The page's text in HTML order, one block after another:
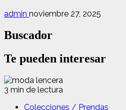
admin noviembre 27, 2025
Buscador
Te pueden interesar
3 min de lectura
Colecciones / Prendas